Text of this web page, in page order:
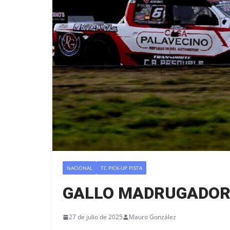
NACIONAL TC PICK-UP PISTA
GALLO MADRUGADOR
27 de julio de 2025 Mauro González